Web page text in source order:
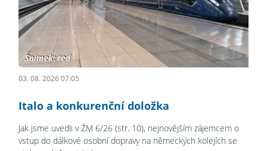
03. 08. 2026 07:05
Italo a konkurenční doložka
Jak jsme uvedli v ŽM 6/26 (str. 10), nejnovějším zájemcem o
vstup do dálkové osobní dopravy na německých kolejích se